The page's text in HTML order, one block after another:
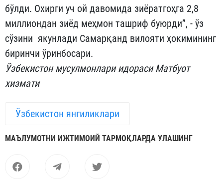
бўлди. Охирги уч ой давомида зиёратгоҳга 2,8
миллиондан зиёд меҳмон ташриф буюрди”, - ўз
сўзини якунлади Самарқанд вилояти ҳокимининг
биринчи ўринбосари.
Ўзбекистон мусулмонлари идораси Матбуот
хизмати
Ўзбекистон янгиликлари
МАЪЛУМОТНИ ИЖТИМОИЙ ТАРМОҚЛАРДА УЛАШИНГ